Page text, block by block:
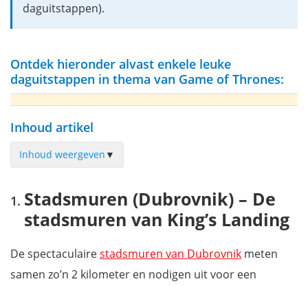
daguitstappen).
Ontdek hieronder alvast enkele leuke
daguitstappen in thema van Game of Thrones:
Inhoud artikel
Inhoud weergeven ▼
Paleis van Diocletianus (Split) – Daenerys' draken & Barristan
Selmy sterft
gekruisigd
Papalíceva (Split) – De straten van Mereen
Stadsmuren (Dubrovnik) – De
stadsmuren van King’s Landing
De spectaculairestadsmuren van Dubrovnik meten
samen zo’n 2 kilometer en nodigen uit voor een